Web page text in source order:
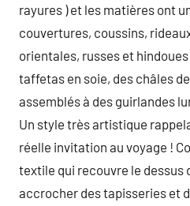
rayures ) et les matières ont
couvertures, coussins,
orientales, russes et
taffetas en soie, des châles
assemblés à des guirlandes
Un style très artistique
réelle invitation au voyage !
textile qui recouvre le dessus
accrocher des tapisseries et